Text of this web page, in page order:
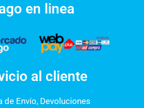
en linea
al cliente
de Envío, Devoluciones